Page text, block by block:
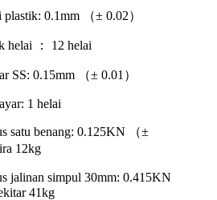
plastik: 0.1mm （± 0.02）
helai ： 12 helai
SS: 0.15mm （± 0.01）
1 helai
satu benang: 0.125KN （±
12kg
jalinan simpul 30mm: 0.415KN
41kg